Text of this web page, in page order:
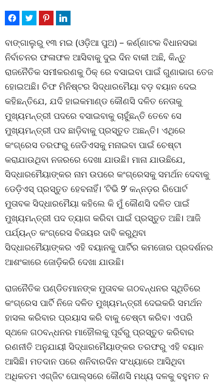
ବାଙ୍ଗାଲୁରୁ ୧୩ ମଇ (ଓଡ଼ିଆ ପୁଅ) – କର୍ଣ୍ଣାଟକ ବିଧାନସଭା
ନିର୍ବାଚନର ଫଳାଫଳ ଆସିବାକୁ ଦୁଇ ଦିନ ବାକୀ ଅଛି, କିନ୍ତୁ
ରାଜନୈତିକ ସମୀକରଣକୁ ଠିକ୍ ରେ ବସାଇବା ପାଇଁ ଗୁଣାଭାଗ ତେଜ
ହୋଇଅଛି। ଚିଫ ମିନିଷ୍ଟର ସିଦ୍ଧାରମୈୟା ବଡ଼ ବୟାନ ଦେଇ
କହିଛନ୍ତିଯେ, ଯଦି ହାଇକମାଣ୍ଡ କୌଣସି ଦଳିତ ନେତାକୁ
ମୁଖ୍ୟମନ୍ତ୍ରୀ ପଦରେ ବସାଇବାକୁ ଚାହୁଁଛନ୍ତି ତେବେ ସେ
ମୁଖ୍ୟମନ୍ତ୍ରୀ ପଦ ଛାଡ଼ିବାକୁ ପ୍ରସ୍ତୁତ ଅଛନ୍ତି। ଏଥିରେ
କଂଗ୍ରେସ ତରଫରୁ ଜେଡିଏସକୁ ମନାଇବା ପାଇଁ ଚେଷ୍ଟା
କରାଯାଉଥିବା ନଜରରେ ଦେଖା ଯାଉଛି। ମାନା ଯାଉଛିଯେ,
ସିଦ୍ଧାରମୈୟାଙ୍କର ନାମ ଉପରେ କଂଗ୍ରେସକୁ ସମର୍ଥନ ଦେବାକୁ
ଡେଡ଼ିଏସ୍ ପ୍ରସ୍ତୁତ ହେବନାହିଁ। ‘ଟିଭି 9’ କନ୍ନଡ଼ର ରିପୋର୍ଟ
ମୁତାବକ ସିଦ୍ଧାରମୈୟା କହିଲେ କି ମୁଁ କୌଣସି ଦଳିତ ପାଇଁ
ମୁଖ୍ୟମନ୍ତ୍ରୀ ପଦ ତ୍ୟାଗ କରିବା ପାଇଁ ପ୍ରସ୍ତୁତ ଅଛି। ଆଜି
ପର୍ଯ୍ୟନ୍ତ କଂଗ୍ରେସ ବିଜୟର ଦାବି କରୁଥିବା
ସିଦ୍ଧାରମୈୟାଙ୍କର ଏହି ବୟାନକୁ ପାର୍ଟିର କମଜୋର ପ୍ରଦର୍ଶନର
ଆଶଂକାରେ ଜୋଡ଼ିକରି ଦେଖା ଯାଉଛି।
ରାଜନୈତିକ ପଣ୍ଡିତମାନଙ୍କ ମୁତାବକ ଗଠବନ୍ଧନର ସ୍ଥିତିରେ
କଂଗ୍ରେସ ପାର୍ଟି ନିଜେ ଦଳିତ ମୁଖ୍ୟମନ୍ତ୍ରୀ ଦେଇକରି ସମର୍ଥନ
ହାସଲ କରିବାର ପ୍ରୟାସ କରି ବାକୁ ଚେଷ୍ଟା କରିବ। ଏପରି
ସ୍ଥଳେ ଗଠବନ୍ଧନର ମାହୌଲକୁ ପୂର୍ବରୁ ପ୍ରସ୍ତୁତ କରିବାର
ରଣନୀତି ଅନୁଯାୟୀ ସିଦ୍ଧାରମୈୟାଙ୍କର ତରଫରୁ ଏହି ବୟାନ
ଆସିଛି। ମତଦାନ ପରେ ଶନିବାରଦିନ ସଂଧ୍ୟାରେ ଆସିଥିବା
ଅଧିକତମ ଏଗ୍ଜିଟ ପୋଲ୍ସରେ କୌଣସି ମଧ୍ୟ ଦଳକୁ ବହୁମତ ନ